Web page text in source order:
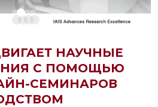
НАУЧНЫЕ
С ПОМОЩЬЮ
СЕМИНАРОВ